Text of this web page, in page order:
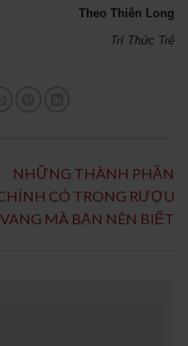
Theo Thiên Long
Trí Thức Trẻ
NHỮNG THÀNH PHẦN
CÓ TRONG RƯỢU
VANG MÀ BẠN NÊN BIẾT